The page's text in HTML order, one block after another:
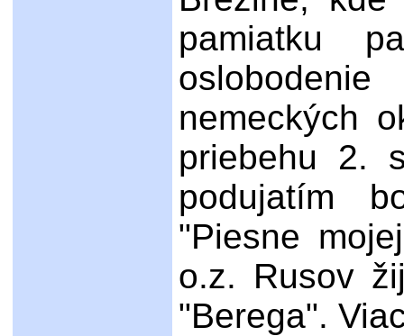
pamiatku
nemeckých
priebehu 2.
podujatím
"Piesne
o.z. Rusov
"Berega".